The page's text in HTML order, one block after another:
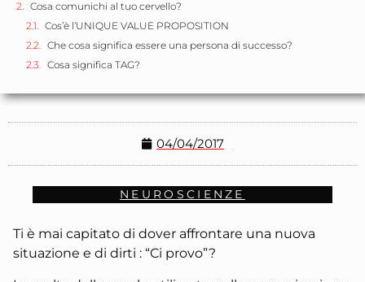
Cosa comunichi al tuo cervello?
Cos’è l’UNIQUE VALUE PROPOSITION
Che cosa significa essere una persona di successo?
Cosa significa TAG?
04/04/2017
NEUROSCIENZE
Ti è mai capitato di dover affrontare una nuova
situazione e di dirti : “Ci provo”?